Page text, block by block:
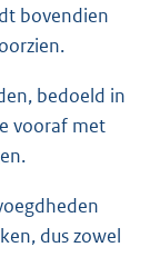
bovendien
bedoeld in
vooraf met
dus zowel